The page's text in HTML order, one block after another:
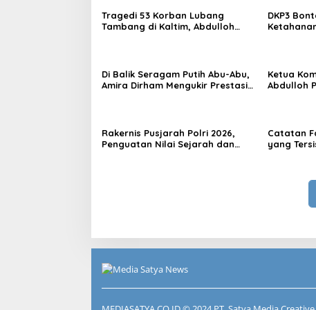
Tragedi 53 Korban Lubang
Tambang di Kaltim, Abdulloh
DKP3
Di Balik Seragam Putih Abu-Abu,
Amira Dirham Mengukir Prestasi
Ketua
Abdulloh
Rakernis Pusjarah Polri 2026,
Penguatan Nilai Sejarah dan
Catatan
yang